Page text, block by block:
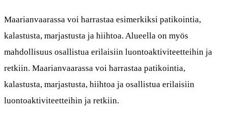
Maarianvaarassa voi harrastaa esimerkiksi patikointia,
kalastusta, marjastusta ja hiihtoa. Alueella on myös
mahdollisuus osallistua erilaisiin luontoaktiviteetteihin ja
retkiin. Maarianvaarassa voi harrastaa patikointia,
kalastusta, marjastusta, hiihtoa ja osallistua erilaisiin
luontoaktiviteetteihin ja retkiin.